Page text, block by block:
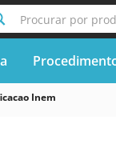
Procurar por
Inem